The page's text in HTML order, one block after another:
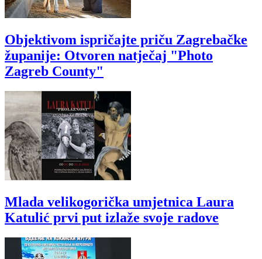
Objektivom ispričajte priču Zagrebačke
županije: Otvoren natječaj "Photo
Zagreb County"
Mlada velikogorička umjetnica Laura
Katulić prvi put izlaže svoje radove